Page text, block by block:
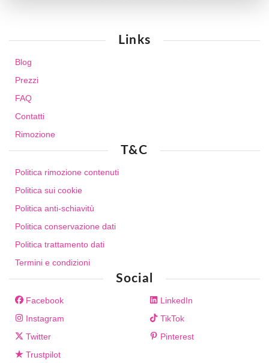
Links
Blog
Prezzi
FAQ
Contatti
Rimozione
T&C
Politica rimozione contenuti
Politica sui cookie
Politica anti-schiavitù
Politica conservazione dati
Politica trattamento dati
Termini e condizioni
Social
Facebook
Instagram
Twitter
Trustpilot
LinkedIn
TikTok
Pinterest